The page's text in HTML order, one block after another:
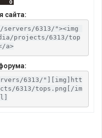
сайта:
6313/"><img
projects/6313/top
a>
6313/"][img]htt
6313/tops.png[/im